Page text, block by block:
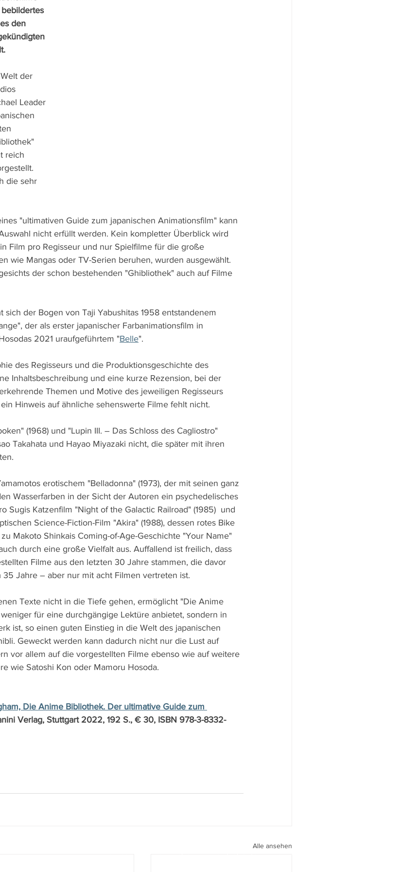
den
der
Leader
reich
die sehr
"ultimativen Guide zum japanischen Animationsfilm" kann
nicht erfüllt werden. Kein kompletter Überblick wird
Film pro Regisseur und nur Spielfilme für die große
wie Mangas oder TV-Serien beruhen, wurden ausgewählt.
der schon bestehenden "Ghibliothek" auch auf Filme
sich der Bogen von Taji Yabushitas 1958 entstandenem
der als erster japanischer Farbanimationsfilm in
2021 uraufgeführtem "Belle".
des Regisseurs und die Produktionsgeschichte des
Inhaltsbeschreibung und eine kurze Rezension, bei der
Themen und Motive des jeweiligen Regisseurs
Hinweis auf ähnliche sehenswerte Filme fehlt nicht.
(1968) und "Lupin III. – Das Schloss des Cagliostro"
Takahata und Hayao Miyazaki nicht, die später mit ihren
erotischem "Belladonna" (1973), der mit seinen ganz
Wasserfarben in der Sicht der Autoren ein psychedelisches
Sugis Katzenfilm "Night of the Galactic Railroad" (1985)  und
Science-Fiction-Film "Akira" (1988), dessen rotes Bike
Makoto Shinkais Coming-of-Age-Geschichte "Your Name"
durch eine große Vielfalt aus. Auffallend ist freilich, dass
Filme aus den letzten 30 Jahre stammen, die davor
Jahre – aber nur mit acht Filmen vertreten ist.
Texte nicht in die Tiefe gehen, ermöglicht "Die Anime
für eine durchgängige Lektüre anbietet, sondern in
ist, so einen guten Einstieg in die Welt des japanischen
Geweckt werden kann dadurch nicht nur die Lust auf
vor allem auf die vorgestellten Filme ebenso wie auf weitere
wie Satoshi Kon oder Mamoru Hosoda.
Die Anime Bibliothek. Der ultimative Guide zum
Verlag, Stuttgart 2022, 192 S., € 30, ISBN 978-3-8332-
Alle ansehen
walter.gasperi@film-netz.com